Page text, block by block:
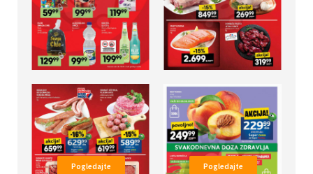
Pogledajte Pogledajte